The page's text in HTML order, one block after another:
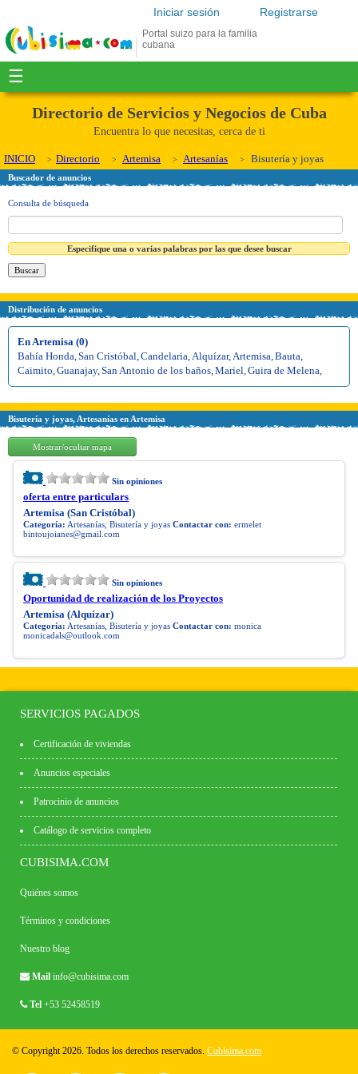
Registrarse
Iniciar sesión
Portal suizo para la familia
cubana
☰
Directorio de Servicios y Negocios de Cuba
Encuentra lo que necesitas, cerca de ti
INICIO Directorio Artemisa Artesanías Bisutería y joyas
Buscador de anuncios
Consulta de búsqueda
Especifique una o varias palabras por las que desee buscar
Distribución de anuncios
En Artemisa (0)
Bahía Honda San Cristóbal Candelaria Alquízar, Artemisa Bauta
Caimito Guanajay, San Antonio de los baños Mariel Guira de Melena
Bisutería y joyas, Artesanías en Artemisa
Mostrar/ocultar mapa
Sin opiniones
oferta entre particulars
Artemisa (San Cristóbal)
Categoría: Artesanías, Bisutería y joyas Contactar con: ermelet
bintoujoianes@gmail.com
Sin opiniones
Oportunidad de realización de los Proyectos
Artemisa (Alquízar)
Categoría: Artesanías, Bisutería y joyas Contactar con: monica
monicadals@outlook.com
SERVICIOS PAGADOS
Certificación de viviendas
Anuncios especiales
Patrocinio de anuncios
Catálogo de servicios completo
CUBISIMA.COM
Quiénes somos
Términos y condiciones
Nuestro blog
Mail info@cubisima.com
Tel +53 52458519
© Copyright 2026. Todos los derechos reservados. Cubisima.com